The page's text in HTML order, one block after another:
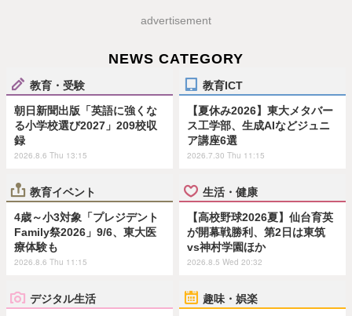
advertisement
NEWS CATEGORY
教育・受験
朝日新聞出版「英語に強くな
る小学校選び2027」209校収
録
2026.8.6 Thu 13:15
教育ICT
【夏休み2026】東大メタバー
ス工学部、生成AIなどジュニ
ア講座6選
2026.7.30 Thu 11:15
教育イベント
4歳～小3対象「プレジデント
Family祭2026」9/6、東大医
療体験も
2026.8.6 Thu 11:15
生活・健康
【高校野球2026夏】仙台育英
が開幕戦勝利、第2日は東筑
vs神村学園ほか
2026.8.5 Wed 20:32
デジタル生活 趣味・娯楽